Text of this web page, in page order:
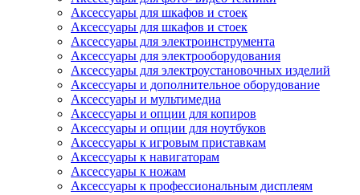
Аксессуары для шкафов и стоек
Аксессуары для шкафов и стоек
Аксессуары для электроинструмента
Аксессуары для электрооборудования
Аксессуары для электроустановочных изделий
Аксессуары и дополнительное оборудование
Аксессуары и мультимедиа
Аксессуары и опции для копиров
Аксессуары и опции для ноутбуков
Аксессуары к игровым приставкам
Аксессуары к навигаторам
Аксессуары к ножам
Аксессуары к профессиональным дисплеям